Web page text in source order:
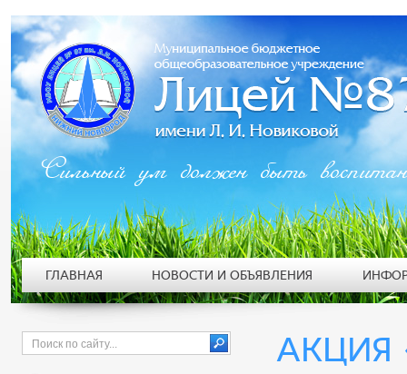
АКЦИЯ
Сильный ум должен быть
ГЛАВНАЯ НОВОСТИ И ОБЪЯВЛЕНИЯ